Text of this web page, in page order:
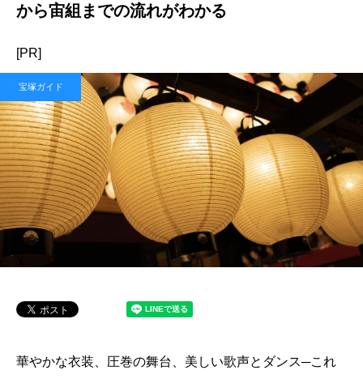
から宙組までの流れがわかる
[PR]
宝塚ガイド
華やかな衣装、圧巻の舞台、美しい歌声とダンス─これ